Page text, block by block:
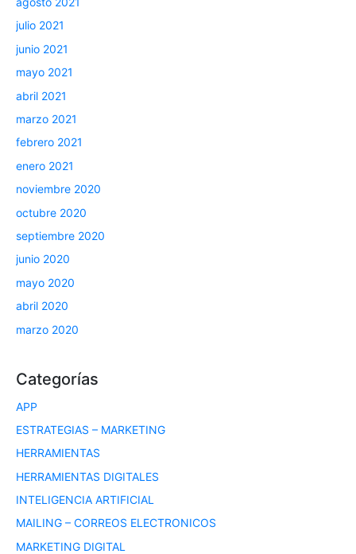
julio 2021
junio 2021
mayo 2021
abril 2021
marzo 2021
febrero 2021
enero 2021
noviembre 2020
octubre 2020
septiembre 2020
junio 2020
mayo 2020
abril 2020
marzo 2020
Categorías
APP
ESTRATEGIAS – MARKETING
HERRAMIENTAS
HERRAMIENTAS DIGITALES
INTELIGENCIA ARTIFICIAL
MAILING – CORREOS ELECTRONICOS
MARKETING DIGITAL